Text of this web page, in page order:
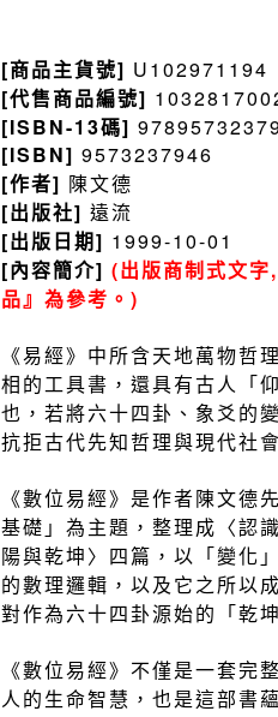
[商品主貨號] U102971194
[代售商品編號]
[ISBN-13碼]
[ISBN] 9573237946
[作者] 陳文德
[出版社] 遠流
[出版日期] 1999-10-01
[內容簡介] (出版商制式文
品』為參考。)
《易經》中所含天地萬物哲
相的工具書，還具有古人「
也，若將六十四卦、象爻的
抗拒古代先知哲理與現代社
《數位易經》是作者陳文德
基礎」為主題，整理成〈認
陽與乾坤〉四篇，以「變化
的數理邏輯，以及它之所以
對作為六十四卦源始的「乾
《數位易經》不僅是一套完
人的生命智慧，也是這部書